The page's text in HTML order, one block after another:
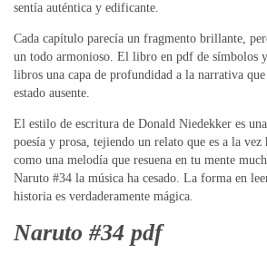
sentía auténtica y edificante.
Cada capítulo parecía un fragmento brillante,
un todo armonioso. El libro en pdf de símbolos
libros una capa de profundidad a la narrativa
estado ausente.
El estilo de escritura de Donald Niedekker es
poesía y prosa, tejiendo un relato que es a la
como una melodía que resuena en tu mente
Naruto #34 la música ha cesado. La forma en
historia es verdaderamente mágica.
Naruto #34 pdf